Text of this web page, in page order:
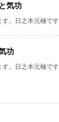
気功
す。日之本元極
功
す。日之本元極で